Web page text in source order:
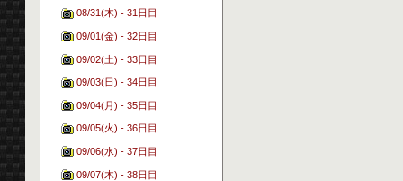
08/31(木) - 31日目
09/01(金) - 32日目
09/02(土) - 33日目
09/03(日) - 34日目
09/04(月) - 35日目
09/05(火) - 36日目
09/06(水) - 37日目
09/07(木) - 38日目